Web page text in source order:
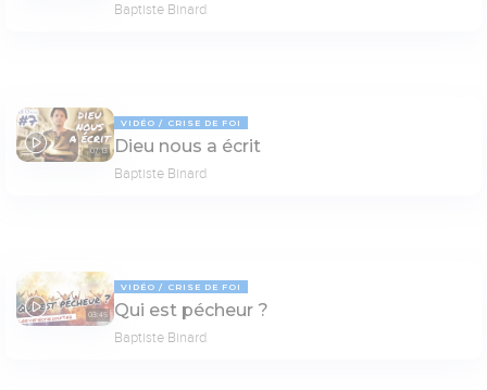
Baptiste Binard
07:13
VIDÉO CRISE DE FOI
Dieu nous a écrit
Baptiste Binard
03:45
VIDÉO CRISE DE FOI
Qui est pécheur ?
Baptiste Binard